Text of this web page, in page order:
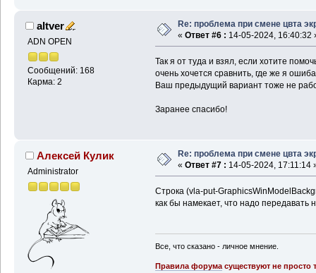
altver
ADN OPEN
Сообщений: 168
Карма: 2
Re: проблема при смене цвта
« Ответ #6 : 14-05-2024, 16:40:32
Так я от туда и взял, если хотите
очень хочется сравнить, где же я
Ваш предыдущий вариант тоже не
Заранее спасибо!
Алексей Кулик
Administrator
Re: проблема при смене цвта
« Ответ #7 : 14-05-2024, 17:11:14
Строка (vla-put-
как бы намекает, что надо передавать
Все, что сказано - личное мнение.
Правила форумасуществуют не просто